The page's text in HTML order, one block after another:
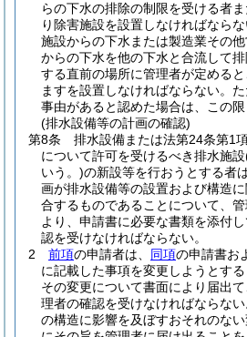
らの下水の排除の制限を受ける者
り除害施設を設置しなければなら
施設からの下水または製造業その
からの下水を他の下水と合流して
する直前の場所に管理者が定める
ますを設置しなければならない。
事由があると認めた場合は、この限
(排水設備等の計画の確認)
第8条
排水設備または法第24条第1
について許可を受けるべき排水施設
いう。)の新設等を行おうとする者
画が排水設備等の設置および構造
合するものであることについて、
より、申請書に必要な書類を添付
認を受けなければならない。
2
前項の申請者は、 同項の申請書お
に記載した事項を変更しようとする
その変更について書面により届出て
理者の確認を受けなければならない
の構造に影響を及ぼすおそれのな